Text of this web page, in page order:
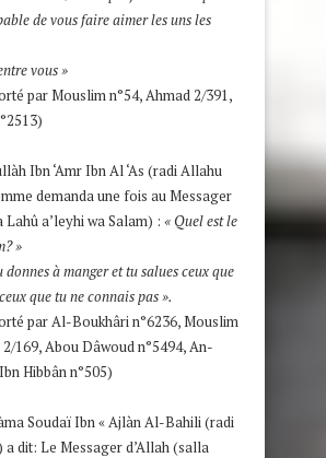
de vous faire aimer les uns les
vous»
par Mouslim n°54, Ahmad 2/391,
Ibn ‘Amr Ibn Al ‘As (radi Allahu
demanda une fois au Messager
Lahû a’leyhi wa Salam) : « Quel est le
»
donnes à manger et tu salues ceux que
que tu ne connais pas ».
par Al-Boukhâri n°6236, Mouslim
169, Abou Dâwoud n°5494, An-
Hibbân n°505)
Soudaï Ibn « Ajlàn Al-Bahili (radi
a dit: Le Messager d’Allah (salla